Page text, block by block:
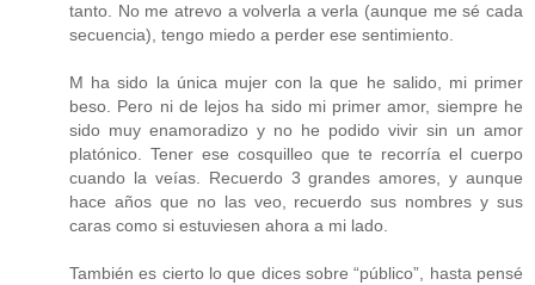
tanto. No me atrevo a volverla a verla (aunque me sé cada
secuencia), tengo miedo a perder ese sentimiento.
M ha sido la única mujer con la que he salido, mi primer
beso. Pero ni de lejos ha sido mi primer amor, siempre he
sido muy enamoradizo y no he podido vivir sin un amor
platónico. Tener ese cosquilleo que te recorría el cuerpo
cuando la veías. Recuerdo 3 grandes amores, y aunque
hace años que no las veo, recuerdo sus nombres y sus
caras como si estuviesen ahora a mi lado.
También es cierto lo que dices sobre “público”, hasta pensé